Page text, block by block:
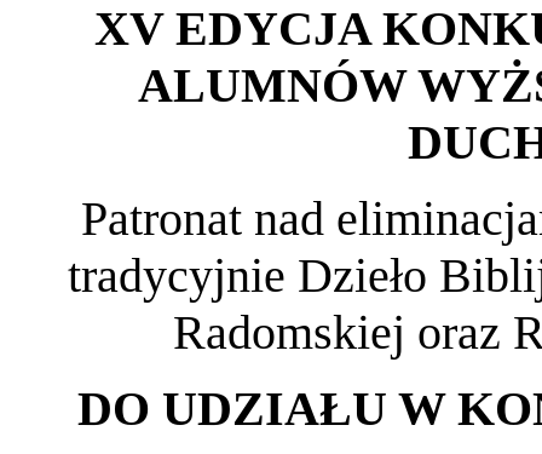
XV EDYCJA
ALUMNÓW
Patronat nad
tradycyjnie Dzieło
Radomskiej oraz
DO UDZIAŁU W